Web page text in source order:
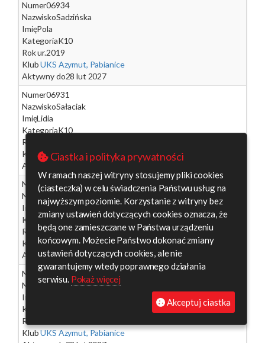
Numer06934
NazwiskoSadzińska
ImięPola
KategoriaK10
Rok ur.2019
KlubUKS Azymut, Pabianice
Aktywny do28 lut 2027
Numer06931
NazwiskoSałaciak
ImięLidia
KategoriaK10
Rok ur.
KlubUKS Azymut, Pabianice
Aktywny do
28 lut 2027
Numer 06192
Nazwisko
Sieradzka
Imię Aleksandra
KategoriaK14
Rok ur.2012
KlubUKS Azymut, Pabianice
Aktywny do28 lut 2027
Numer
NazwiskoStańczak
Imię
Kategoria
Rok ur.
KlubUKS Azymut, Pabianice
Ciastka i polityka prywatności
W ramach naszej witryny stosujemy pliki cookies
(ciasteczka) w celu świadczenia Państwu usług na
najwyższym poziomie. Korzystanie z witryny bez
zmiany ustawień dotyczących cookies oznacza, że
będą one zamieszczane w Państwa urządzeniu
końcowym. Możecie Państwo dokonać zmiany
ustawień dotyczących cookies, ale nie
gwarantujemy wtedy poprawnego działania
serwisu. Pokaż więcej
Akceptuj ciastka